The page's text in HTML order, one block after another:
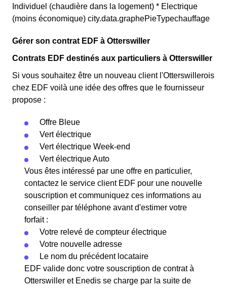
Individuel (chaudière dans la logement) * Electrique
(moins économique) city.data.graphePieTypechauffage
Gérer son contrat EDF à Otterswiller
Contrats EDF destinés aux particuliers à Otterswiller
Si vous souhaitez être un nouveau client l'Otterswillerois
chez EDF voilà une idée des offres que le fournisseur
propose :
Offre Bleue
Vert électrique
Vert électrique Week-end
Vert électrique Auto
Vous êtes intéressé par une offre en particulier,
contactez le service client EDF pour une nouvelle
souscription et communiquez ces informations au
conseiller par téléphone avant d'estimer votre
forfait :
Votre relevé de compteur électrique
Votre nouvelle adresse
Le nom du précédent locataire
EDF valide donc votre souscription de contrat à
Otterswiller et Enedis se charge par la suite de